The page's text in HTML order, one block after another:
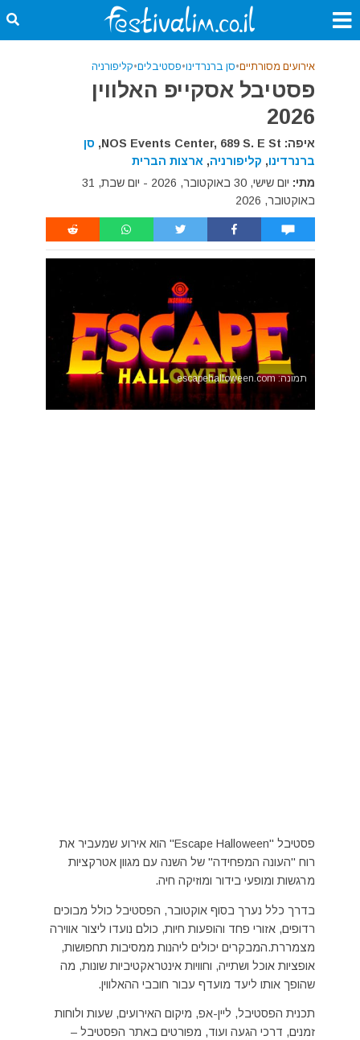
אירועים מסורתיים•סן ברנרדינו•פסטיבלים•קליפורניה
פסטיבל אסקייפ האלווין
2026
איפה: NOS Events Center, 689 S. E St,
סן
ברנרדינו, קליפורניה, ארצות הברית
מתי:
יום שישי, 30 באוקטובר, 2026 - יום שבת, 31
באוקטובר, 2026
תמונה: escapehalloween.com
פסטיבל "Escape Halloween" הוא אירוע שמעביר את
רוח "העונה המפחידה" של השנה עם מגוון אטרקציות
מרגשות ומופעי בידור ומוזיקה חיה.
בדרך כלל נערך בסוף אוקטובר, הפסטיבל כולל מבוכים
רדופים, אזורי פחד והופעות חיות, כולם נועדו ליצור אווירה
מצמררת.המבקרים יכולים ליהנות ממסיבות תחפושות,
אופציות אוכל ושתייה, וחוויות אינטראקטיביות שונות, מה
שהופך אותו ליעד מועדף עבור חובבי ההאלווין.
תכנית הפסטיבל, ליין-אפ, מיקום האירועים, שעות ולוחות
זמנים, דרכי הגעה ועוד, מפורטים באתר הפסטיבל –